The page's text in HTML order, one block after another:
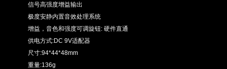
信号高强度增益输出
极度安静内置音效处理系统
增益，音色和强度可调旋钮: 硬件直通
供电方式:DC 9V适配器
尺寸:94*44*48mm
重量:136g